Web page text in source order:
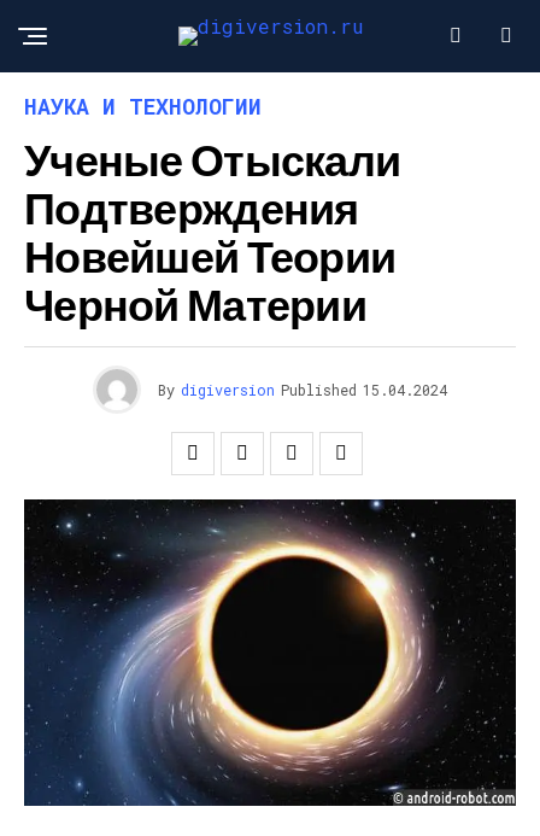
НАУКА И ТЕХНОЛОГИИ
Ученые Отыскали
Подтверждения
Новейшей Теории
Черной Материи
By digiversion Published 15.04.2024